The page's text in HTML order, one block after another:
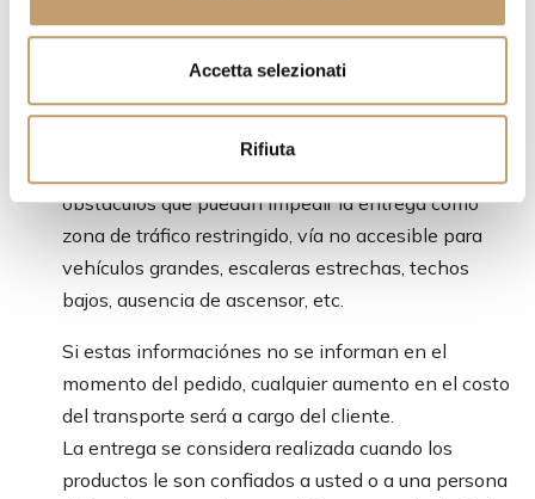
Accetta selezionati
Rifiuta
entregarán a partir de Septiembre
Las entregas se realizan con vehículos grandes: es
obstáculos que puedan impedir la entrega como
zona de tráfico restringido, vía no accesible para
vehículos grandes, escaleras estrechas, techos
bajos, ausencia de ascensor, etc.
Si estas informaciónes no se informan en el
momento del pedido, cualquier aumento en el costo
del transporte será a cargo del cliente.
La entrega se considera realizada cuando los
productos le son confiados a usted o a una persona